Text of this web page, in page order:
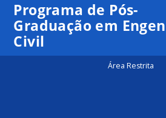
Programa de Pós-
Graduação em
Civil
Área Restrita